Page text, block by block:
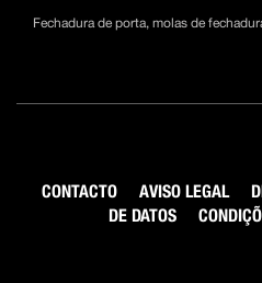
Fechadura de porta, molas de
CONTACTO AVISO LEGAL
DE DATOS